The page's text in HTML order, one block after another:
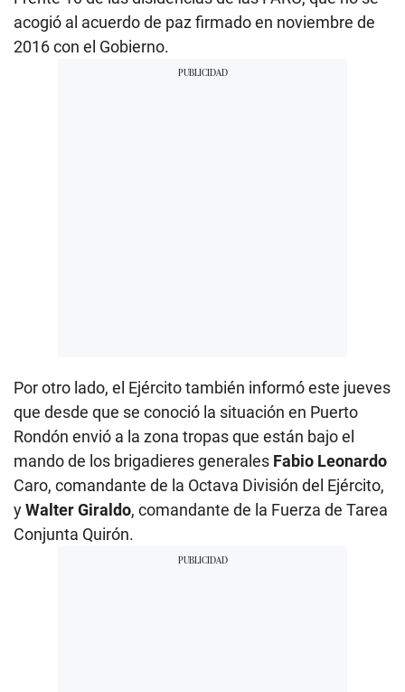
acogió al acuerdo de paz firmado en noviembre de
2016 con el Gobierno.
Por otro lado, el Ejército también informó este jueves
que desde que se conoció la situación en Puerto
Rondón envió a la zona tropas que están bajo el
mando de los brigadieres generales Fabio Leonardo
Caro, comandante de la Octava División del Ejército,
yWalter Giraldo, comandante de la Fuerza de Tarea
Conjunta Quirón.